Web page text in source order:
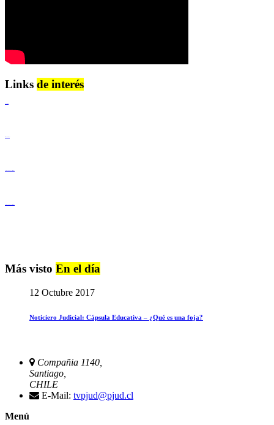
Links de interés
Más visto En el día
12 Octubre 2017
Noticiero Judicial: Cápsula Educativa – ¿Qué es una foja?
Compañia 1140,
Santiago,
CHILE
E-Mail: tvpjud@pjud.cl
Menú